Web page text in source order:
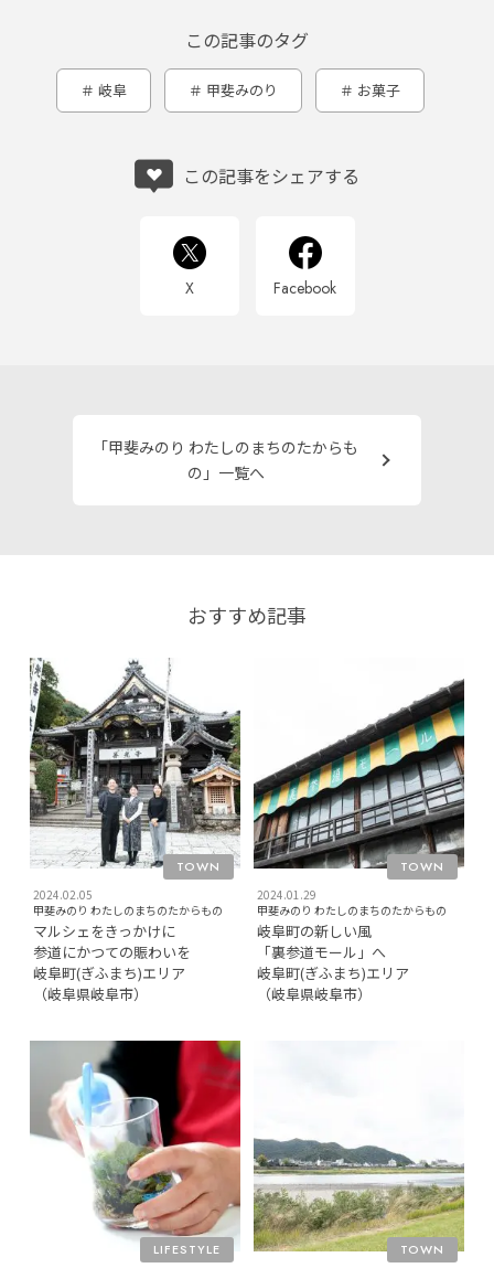
この記事のタグ
岐阜 甲斐みのり お菓子
この記事をシェアする
X Facebook
「甲斐みのり わたしのまちのたからも
の」一覧へ
おすすめ記事
2024.02.05
TOWN
甲斐みのり わたしのまちのたからもの
マルシェをきっかけに
参道にかつての賑わいを
岐⾩町(ぎふまち)エリア
（岐⾩県岐⾩市）
2024.01.29
TOWN
甲斐みのり わたしのまちのたからもの
岐⾩町の新しい⾵
「裏参道モール」へ
岐⾩町(ぎふまち)エリア
（岐⾩県岐⾩市）
LIFESTYLE TOWN